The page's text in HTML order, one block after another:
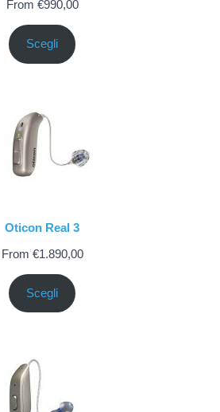
From €990,00
Scegli
Oticon Real 3
From €1.890,00
Scegli